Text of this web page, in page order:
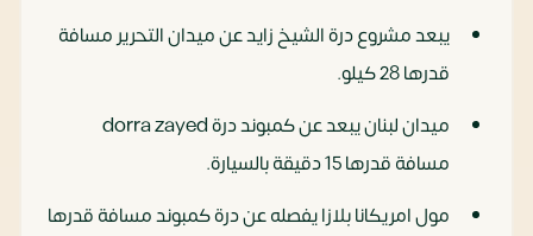
يبعد مشروع درة الشيخ زايد عن ميدان التحرير مسافة
قدرها 28 كيلو.
ميدان لبنان يبعد عن كمبوند درة dorra zayed
مسافة قدرها 15 دقيقة بالسيارة.
مول امريكانا بلازا يفصله عن درة كمبوند مسافة قدرها